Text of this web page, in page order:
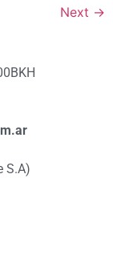
Next →
S.A)